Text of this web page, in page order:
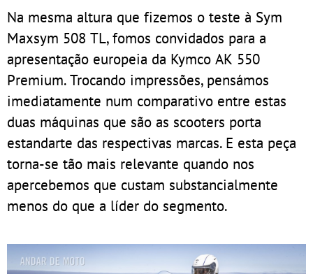
Na mesma altura que fizemos o teste à Sym
Maxsym 508 TL, fomos convidados para a
apresentação europeia da Kymco AK 550
Premium. Trocando impressões, pensámos
imediatamente num comparativo entre estas
duas máquinas que são as scooters porta
estandarte das respectivas marcas. E esta peça
torna-se tão mais relevante quando nos
apercebemos que custam substancialmente
menos do que a líder do segmento.